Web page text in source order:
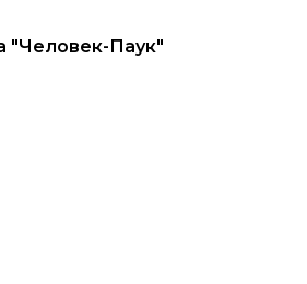
"Человек-Паук"